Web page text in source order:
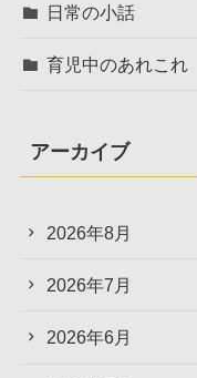
日常の小話
育児中のあれこれ
アーカイブ
2026年8月
2026年7月
2026年6月